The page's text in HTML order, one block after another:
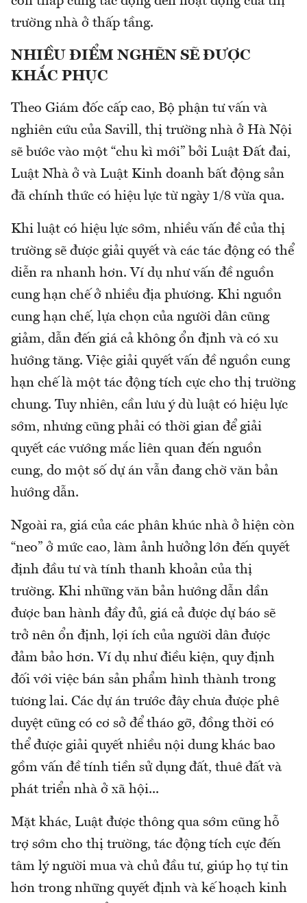
trường nhà ở thấp tầng.
NHIỀU ĐIỂM NGHẼN SẼ ĐƯỢC
KHẮC PHỤC
Theo Giám đốc cấp cao, Bộ phận tư vấn và
nghiên cứu của Savill, thị trường nhà ở Hà Nội
sẽ bước vào một “chu kì mới” bởi Luật Đất đai,
Luật Nhà ở và Luật Kinh doanh bất động sản
đã chính thức có hiệu lực từ ngày 1/8 vừa qua.
Khi luật có hiệu lực sớm, nhiều vấn đề của thị
trường sẽ được giải quyết và các tác động có thể
diễn ra nhanh hơn. Ví dụ như vấn đề nguồn
cung hạn chế ở nhiều địa phương. Khi nguồn
cung hạn chế, lựa chọn của người dân cũng
giảm, dẫn đến giá cả không ổn định và có xu
hướng tăng. Việc giải quyết vấn đề nguồn cung
hạn chế là một tác động tích cực cho thị trường
chung. Tuy nhiên, cần lưu ý dù luật có hiệu lực
sớm, nhưng cũng phải có thời gian để giải
quyết các vướng mắc liên quan đến nguồn
cung, do một số dự án vẫn đang chờ văn bản
hướng dẫn.
Ngoài ra, giá của các phân khúc nhà ở hiện còn
“neo” ở mức cao, làm ảnh hưởng lớn đến quyết
định đầu tư và tính thanh khoản của thị
trường. Khi những văn bản hướng dẫn dần
được ban hành đầy đủ, giá cả được dự báo sẽ
trở nên ổn định, lợi ích của người dân được
đảm bảo hơn. Ví dụ như điều kiện, quy định
đối với việc bán sản phẩm hình thành trong
tương lai. Các dự án trước đây chưa được phê
duyệt cũng có cơ sở để tháo gỡ, đồng thời có
thể được giải quyết nhiều nội dung khác bao
gồm vấn đề tính tiền sử dụng đất, thuê đất và
phát triển nhà ở xã hội...
Mặt khác, Luật được thông qua sớm cũng hỗ
trợ sớm cho thị trường, tác động tích cực đến
tâm lý người mua và chủ đầu tư, giúp họ tự tin
hơn trong những quyết định và kế hoạch kinh